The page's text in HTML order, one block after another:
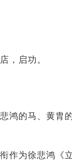
，启功。
的马、黄胄
作为徐悲鸿《